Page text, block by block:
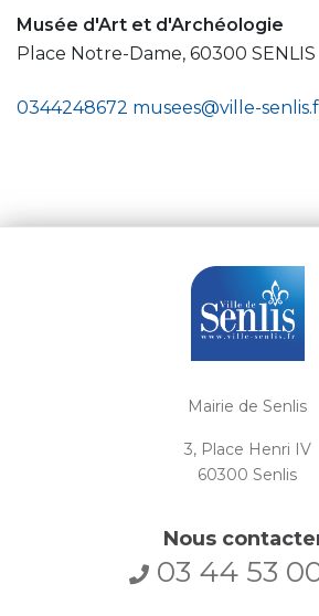
Musée d'Art et d'Archéologie
Place Notre-Dame, 60300 SENLIS
0344248672 musees@ville-
Mairie de Senlis
3, Place Henri IV
60300 Senlis
Nous
03 44 53